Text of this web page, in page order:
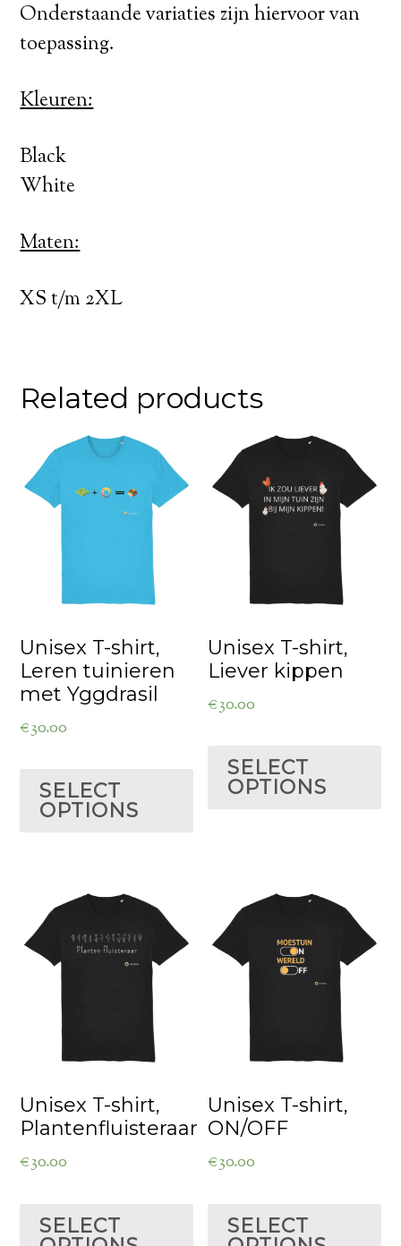
Onderstaande variaties zijn hiervoor van
toepassing.
Kleuren:
Black
White
Maten:
XS t/m 2XL
Related products
Unisex T-shirt,
Leren tuinieren
met Yggdrasil
€30.00
SELECT
OPTIONS
Unisex T-shirt,
Liever kippen
€30.00
SELECT
OPTIONS
Unisex T-shirt,
Plantenfluisteraar
€30.00
SELECT
Unisex T-shirt,
ON/OFF
€30.00
SELECT